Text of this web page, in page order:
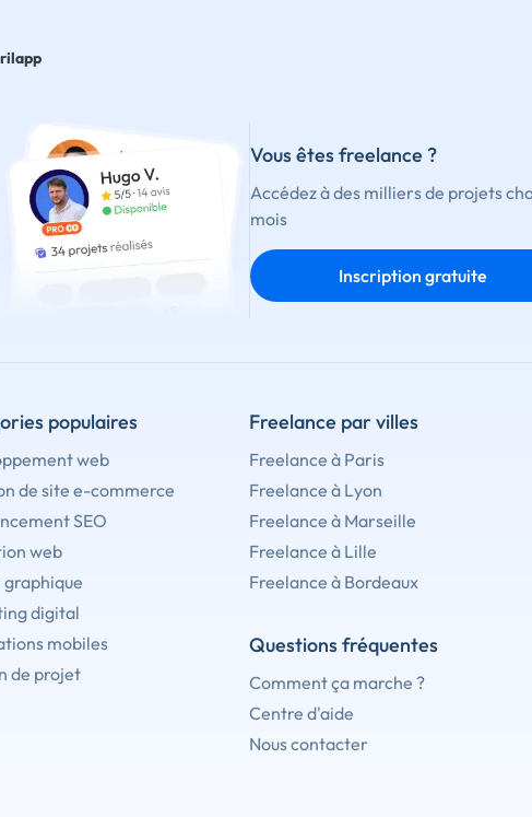
Vous êtes freelance ?
Accédez à des milliers de projets
mois
Inscription gratuite
populaires
web
de site e-commerce
SEO
web
graphique
digital
mobiles
de projet
Freelance par villes
Freelance à Paris
Freelance à Lyon
Freelance à Marseille
Freelance à Lille
Freelance à Bordeaux
Questions fréquentes
Comment ça marche ?
Centre d'aide
Nous contacter